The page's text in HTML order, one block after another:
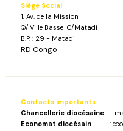
Siège Social
1, Av. de la Mission
Q/ Ville Basse C/Matadi
B.P. : 29 - Matadi
RD Congo
Contacts importants :
Chancellerie diocésaine :
Economat diocésain :